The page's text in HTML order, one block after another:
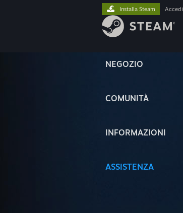
NEGOZIO
COMUNITÀ
INFORMAZIONI
ASSISTENZA
Installa Steam Accedi